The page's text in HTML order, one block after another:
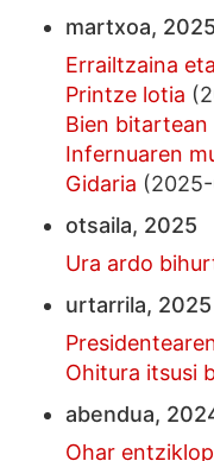
martxoa, 2025
Errailtzaina
Printze lotia
Bien bitartean
Infernuaren
Gidaria
otsaila, 2025
Ura ardo
urtarrila, 2025
Ohitura itsusi
abendua,
Ohar